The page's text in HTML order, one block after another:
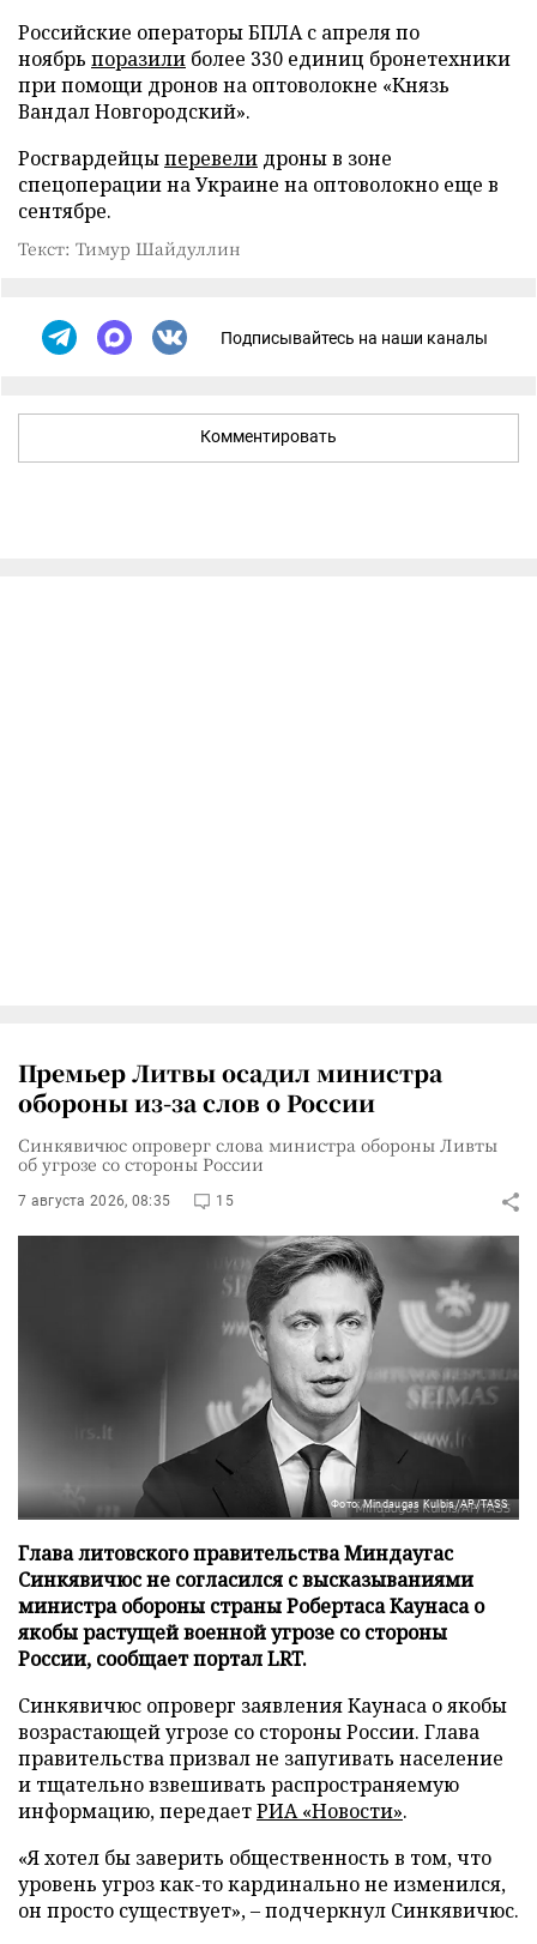
Российские операторы БПЛА с апреля по
ноябрь поразили более 330 единиц бронетехники
при помощи дронов на оптоволокне «Князь
Вандал Новгородский».
Росгвардейцыперевели дроны в зоне
спецоперации на Украине на оптоволокно еще в
сентябре.
Текст: Тимур Шайдуллин
Подписывайтесь на наши каналы
Комментировать
Премьер Литвы осадил министра
обороны из-за слов о России
Синкявичюс опроверг слова министра обороны Ливты
об угрозе со стороны России
7 августа 2026, 08:35 15
Фото: Mindaugas Kulbis/AP/TASS
Глава литовского правительства Миндаугас
Синкявичюс не согласился с высказываниями
министра обороны страны Робертаса Каунаса о
якобы растущей военной угрозе со стороны
России, сообщает портал LRT.
Синкявичюс опроверг заявления Каунаса о якобы
возрастающей угрозе со стороны России. Глава
правительства призвал не запугивать население
и тщательно взвешивать распространяемую
информацию, передаетРИА «Новости».
«Я хотел бы заверить общественность в том, что
уровень угроз как-то кардинально не изменился,
он просто существует», – подчеркнул Синкявичюс.